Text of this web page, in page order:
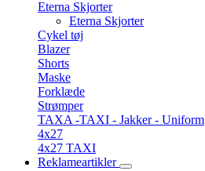
Eterna Skjorter
Eterna Skjorter
Cykel tøj
Blazer
Shorts
Maske
Forklæde
Strømper
TAXA -TAXI - Jakker - Uniform
4x27
4x27 TAXI
Reklameartikler